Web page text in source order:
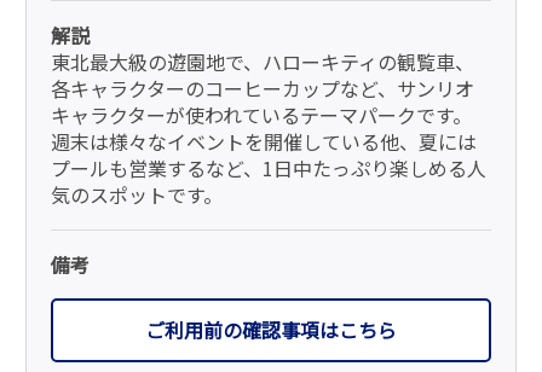
解説
東北最大級の遊園地で、ハローキティの観覧車、
各キャラクターのコーヒーカップなど、サンリオ
キャラクターが使われているテーマパークです。
週末は様々なイベントを開催している他、夏には
プールも営業するなど、1日中たっぷり楽しめる人
気のスポットです。
備考
ご利用前の確認事項はこちら